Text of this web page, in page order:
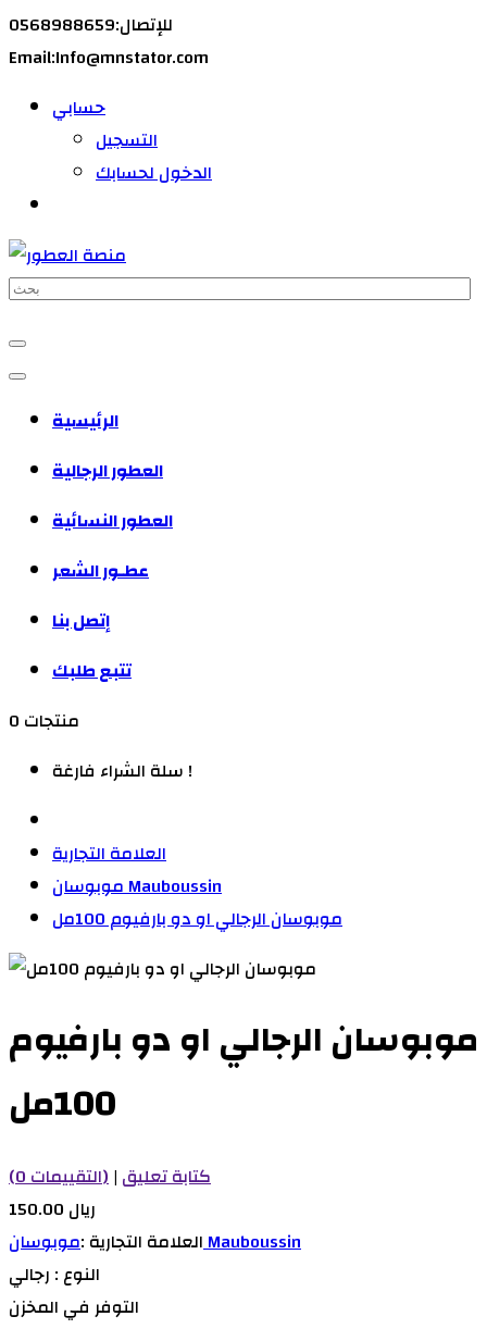
للإتصال:0568988659
Email:Info@mnstator.com
حسابي
التسجيل
الدخول لحسابك
الرئيسية
العطور الرجالية
العطور النسائية
عطـور الشعر
إتصل بنا
تتبع طلبك
0 منتجات
سلة الشراء فارغة !
العلامة التجارية
موبوسان Mauboussin
موبوسان الرجالي او دو بارفيوم 100مل
موبوسان الرجالي او دو بارفيوم
100مل
(0 التقييمات)| كتابة تعليق
150.00 ريال
العلامة التجارية :موبوسان Mauboussin
النوع : رجالي
التوفر في المخزن